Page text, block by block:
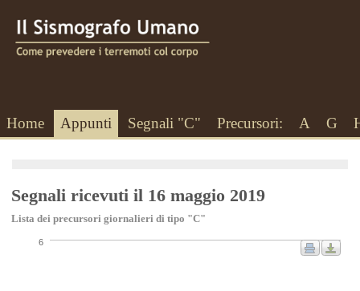
Home Appunti Segnali "C" Precursori: A G
Segnali ricevuti il 16 maggio 2019
Lista dei precursori giornalieri di tipo "C"
6